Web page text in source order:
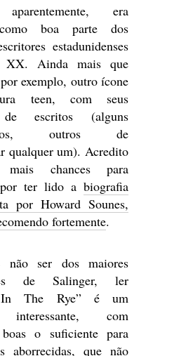
era
boa parte dos
estadunidenses
XX. Ainda mais que
exemplo, outro ícone
teen, com seus
escritos (alguns
outros de
qualquer um). Acredito
chances para
ter lido a biografia
por Howard Sounes,
fortemente.
não ser dos maiores
de Salinger, ler
In The Rye” é um
interessante, com
boas o suficiente para
aborrecidas, que não